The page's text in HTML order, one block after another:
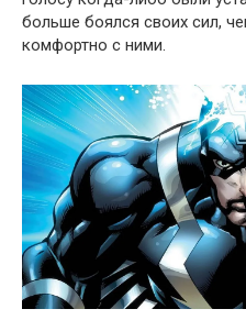
больше боялся своих сил,
комфортно с ними.